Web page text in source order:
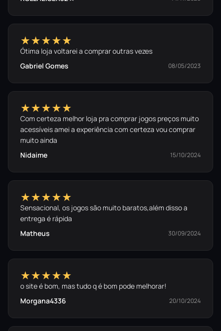
★★★★★
Ótima loja voltarei a comprar outras vezes
Gabriel Gomes
08/05/2023
★★★★★
Com certeza melhor loja pra comprar jogos preços muito
acessíveis amei a experiência com certeza vou comprar
muito ainda
Nidaime
15/10/2024
★★★★★
Sensacional, os jogos são muito baratos,além disso a
entrega é rápida
Matheus
30/09/2024
★★★★★
o site é bom, mas tudo q é bom pode melhorar!
Morgana4336
20/10/2024